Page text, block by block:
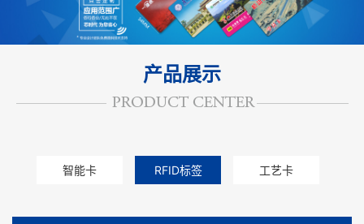
产品展示
智能卡 RFID标签 工艺卡